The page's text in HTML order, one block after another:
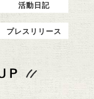
活動日記
プレスリリース